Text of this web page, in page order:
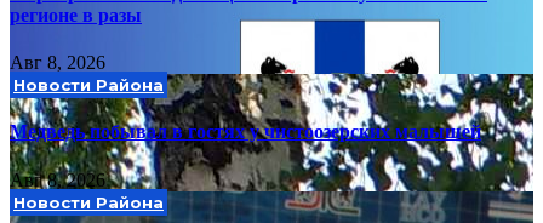
регионе в разы
Авг 8, 2026
Новости Района
Медведь побывал в гостях у чистоозерских малышей
Авг 8, 2026
Новости Района